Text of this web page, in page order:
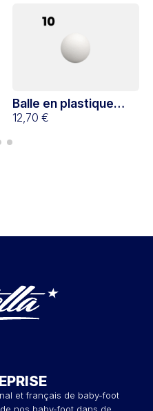
Balle en plastique
blanche x10
12,70 €
et français de baby-foot